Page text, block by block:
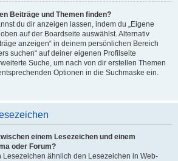
Beiträge und Themen finden?
du dir anzeigen lassen, indem du „Eigene
auf der Boardseite auswählst. Alternativ
anzeigen“ in deinem persönlichen Bereich
suchen“ auf deiner eigenen Profilseite
Suche, um nach von dir erstellen Themen
Optionen in die Suchmaske ein.
einem Lesezeichen und einem
oder Forum?
Lesezeichen ähnlich den Lesezeichen in Web-